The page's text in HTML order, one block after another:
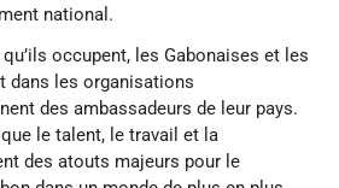
national.
occupent, les Gabonaises et les
dans les organisations
des ambassadeurs de leur pays.
le talent, le travail et la
des atouts majeurs pour le